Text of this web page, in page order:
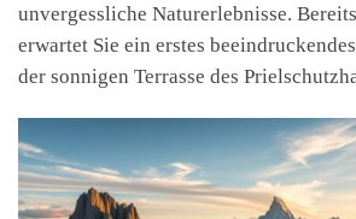
unvergessliche Naturerlebnisse.
erwartet Sie ein erstes beeindruckendes
der sonnigen Terrasse des